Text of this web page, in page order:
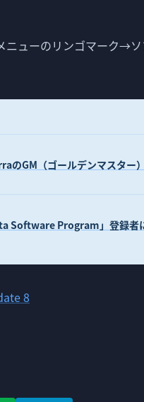
ニューのリンゴマーク→
のGM（ゴールデンマスター
Software Program」登録者
8